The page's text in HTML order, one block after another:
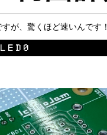
が、驚くほど速いんです！